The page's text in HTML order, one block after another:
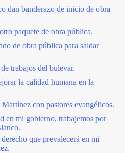
dan banderazo de inicio de obra
paquete de obra pública.
de obra pública para saldar
trabajos del bulevar.
la calidad humana en la
con pastores evangélicos.
en mi gobierno, trabajemos por
que prevalecerá en mi